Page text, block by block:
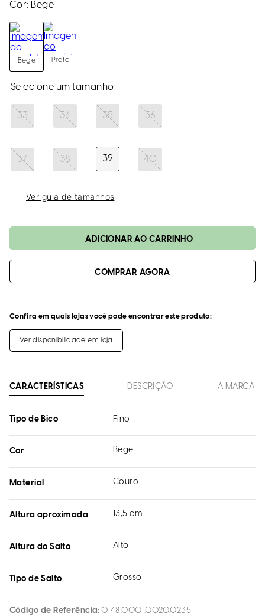
Cor: Bege
Bege Preto
33 34 35 36
37 38 39 40
Ver guia de tamanhos
ADICIONAR AO CARRINHO
Confira em quais lojas você pode encontrar este produto:
Ver disponibilidade em loja
CARACTERÍSTICAS DESCRIÇÃO A MARCA
Tipo de Bico Fino
Cor Bege
Material Couro
Altura aproximada 13,5 cm
Altura do Salto Alto
Tipo de Salto Grosso
Código de Referência 0148.0001.0020.0235